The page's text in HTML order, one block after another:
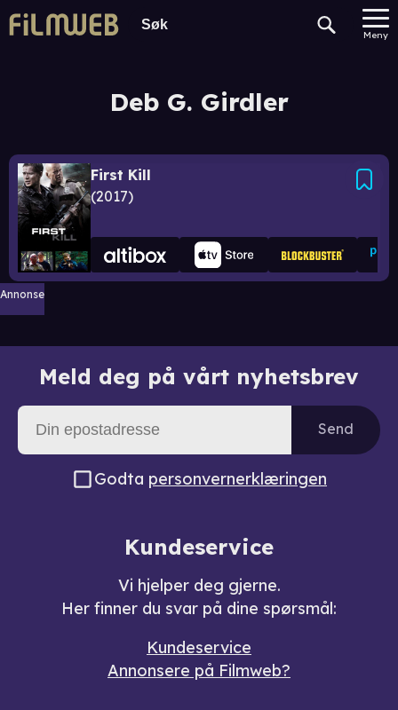
Meny
Deb G. Girdler
First Kill
2017
Annonse
Meld deg på vårt nyhetsbrev
Send
Godta personvernerklæringen
Kundeservice
Vi hjelper deg gjerne.
Her finner du svar på dine spørsmål:
Kundeservice
Annonsere på Filmweb?